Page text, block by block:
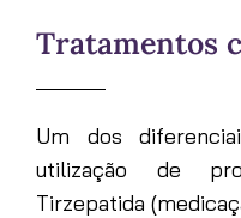
Tratamentos
Um dos
utilização de
Tirzepatida